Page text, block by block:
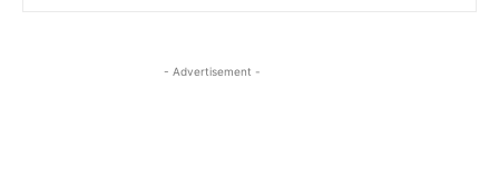
- Advertisement -